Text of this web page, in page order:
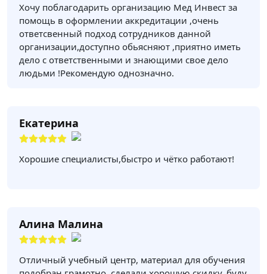
Хочу поблагодарить организацию Мед Инвест за
помощь в оформлении аккредитации ,очень
ответсвенный подход сотрудников данной
организации,доступно обьясняют ,приятно иметь
дело с ответственными и знающими свое дело
людьми !Рекомендую однозначно.
Екатерина
Хорошие специалисты,быстро и чётко работают!
Алина Малина
Отличный учебный центр, материал для обучения